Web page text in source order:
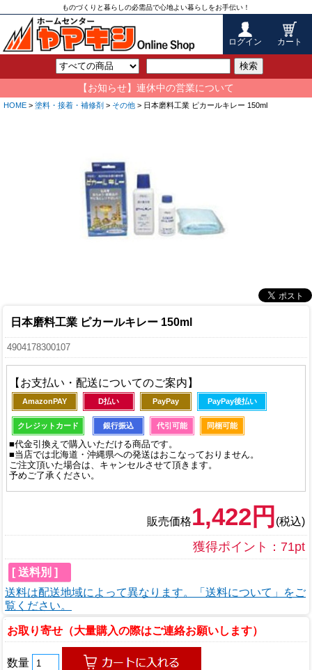
ものづくりと暮らしの必需品で心地よい暮らしをお手伝い！
ログイン カート
検索
【お知らせ】連休中の営業について
HOME > 塗料・接着・補修剤 > その他 > 日本磨料工業 ピカールキレー 150ml
日本磨料工業 ピカールキレー 150ml
4904178300107
【お支払い・配送についてのご案内】
AmazonPAY D払い PayPay PayPay後払い
クレジットカード 銀行振込 代引可能 同梱可能
■代金引換えで購入いただける商品です。
■当店では北海道・沖縄県への発送はおこなっておりません。
ご注文頂いた場合は、キャンセルさせて頂きます。
予めご了承ください。
販売価格1,422円 (税込)
獲得ポイント：71pt
[ 送料別 ]
送料は配送地域によって異なります。「送料について」をご
覧ください。
お取り寄せ（大量購入の際はご連絡お願いします）
数量